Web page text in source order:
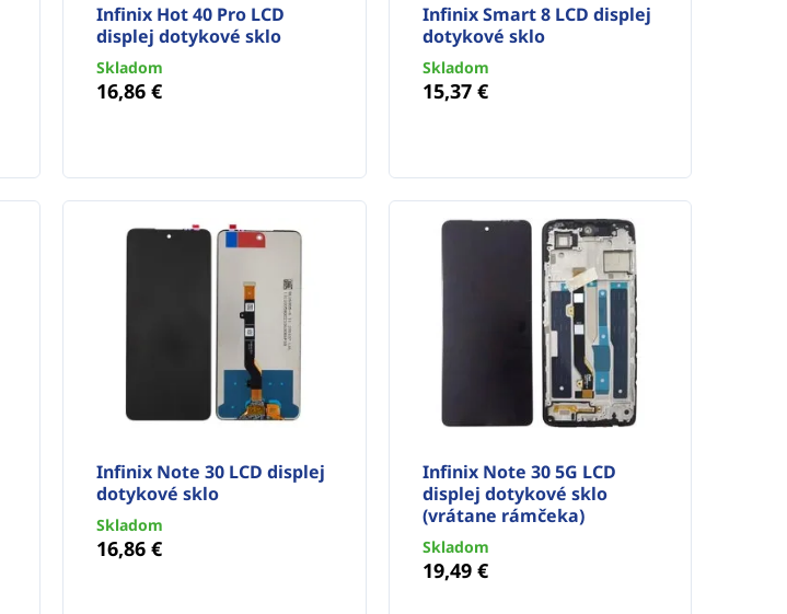
Infinix Hot 40 Pro LCD
displej dotykové sklo
Skladom
16,86 €
Infinix Smart 8 LCD displej
dotykové sklo
Skladom
15,37 €
Infinix Note 30 LCD displej
dotykové sklo
Skladom
16,86 €
Infinix Note 30 5G LCD
displej dotykové sklo
(vrátane rámčeka)
Skladom
19,49 €